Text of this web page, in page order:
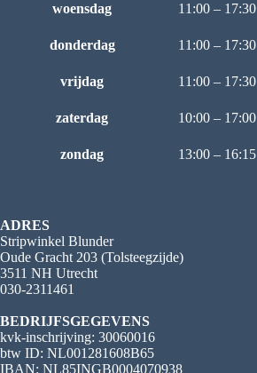
woensdag 11:00 – 17:30
donderdag 11:00 – 17:30
vrijdag 11:00 – 17:30
zaterdag 10:00 – 17:00
zondag 13:00 – 16:15
ADRES
Stripwinkel Blunder
Oude Gracht 203 (Tolsteegzijde)
3511 NH Utrecht
030-2311461
BEDRIJFSGEGEVENS
kvk-inschrijving: 30060016
btw ID: NL001281608B65
IBAN: NL85INGB0004070938